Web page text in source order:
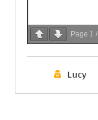
Page 1 /
Lucy